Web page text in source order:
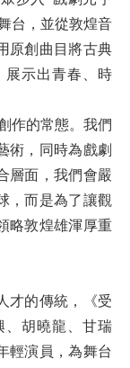
台，並從敦煌音
原創曲目將古典
展示出青春、時
的常態。我們
術，同時為戲劇
層面，我們會嚴
，而是為了讓觀
略敦煌雄渾厚重
的傳統，《受
、胡曉龍、甘瑞
輕演員，為舞台